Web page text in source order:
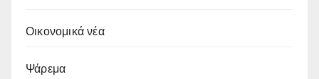
Οικονομικά νέα
Ψάρεμα